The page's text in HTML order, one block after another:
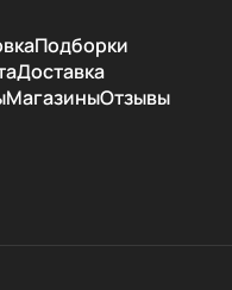
Подборки
Доставка
МагазиныОтзывы